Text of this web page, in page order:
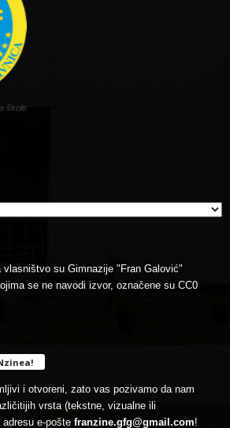
škole
vlasništvo su Gimnazije "Fran Galović"
se ne navodi izvor, označene su CC0
i otvoreni, zato vas pozivamo da nam
vrsta (tekstne, vizualne ili
e-pošte franzine.gfg@gmail.com!